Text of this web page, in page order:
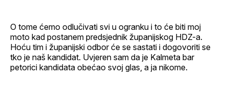
O tome ćemo odlučivati svi u ogranku i to će biti moj
moto kad postanem predsjednik županijskog HDZ-a.
Hoću tim i županijski odbor će se sastati i dogovoriti se
tko je naš kandidat. Uvjeren sam da je Kalmeta bar
petorici kandidata obećao svoj glas, a ja nikome.